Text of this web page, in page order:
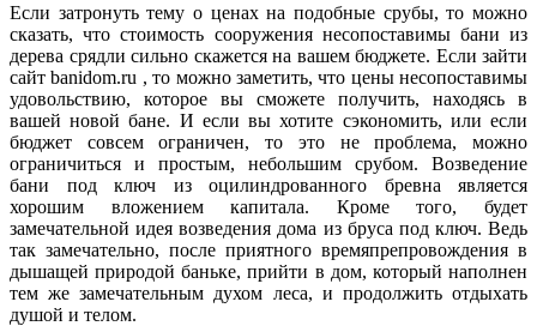
Если затронуть тему о ценах на подобные срубы, то можно
сказать, что стоимость сооружения несопоставимы бани из
дерева срядли сильно скажется на вашем бюджете. Если зайти
сайт banidom.ru , то можно заметить, что цены несопоставимы
удовольствию, которое вы сможете получить, находясь в
вашей новой бане. И если вы хотите сэкономить, или если
бюджет совсем ограничен, то это не проблема, можно
ограничиться и простым, небольшим срубом. Возведение
бани под ключ из оцилиндрованного бревна является
хорошим вложением капитала. Кроме того, будет
замечательной идея возведения дома из бруса под ключ. Ведь
так замечательно, после приятного времяпрепровождения в
дышащей природой баньке, прийти в дом, который наполнен
тем же замечательным духом леса, и продолжить отдыхать
душой и телом.